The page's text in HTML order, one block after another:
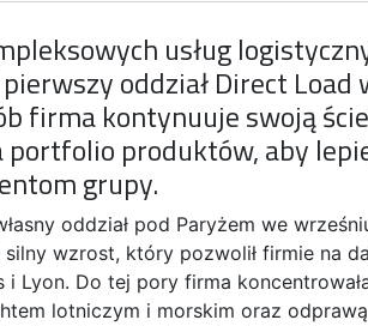
usług
oddział Direct Load
firma kontynuuje swoją
produktów, aby
grupy.
oddział pod Paryżem we
silny wzrost, który pozwolił firmie na
i Lyon. Do tej pory firma
lotniczym i morskim oraz odprawą